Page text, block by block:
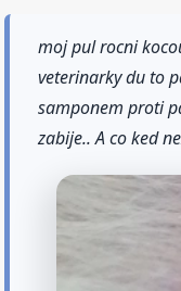
moj pul rocni
veterinarky du to
samponem proti
zabije.. A co ked